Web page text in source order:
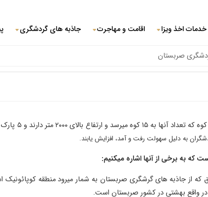
خدمات اخذ ویزا اقامت و مهاجرت جاذبه های گردشگری
صربستان
ملی آن را تبدیل به جواهر گردشگری کرده است.
به دلیل سهولت رفت و آمد، افزایش یابند.
که به برخی از آنها اشاره میکنیم:
صربستان به شمار میرود منطقه کوپائونیک است که بیش از ۲۰۰ روز آفتابی داشته و از همین رو
در واقع بهشتی در کشور صربستان است.